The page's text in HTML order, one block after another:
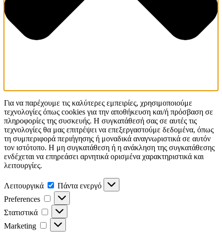
Για να παρέχουμε τις καλύτερες εμπειρίες, χρησιμοποιούμε
τεχνολογίες όπως cookies για την αποθήκευση και/ή πρόσβαση σε
πληροφορίες της συσκευής. Η συγκατάθεσή σας σε αυτές τις
τεχνολογίες θα μας επιτρέψει να επεξεργαστούμε δεδομένα, όπως
τη συμπεριφορά περιήγησης ή μοναδικά αναγνωριστικά σε αυτόν
τον ιστότοπο. Η μη συγκατάθεση ή η ανάκληση της συγκατάθεσης
ενδέχεται να επηρεάσει αρνητικά ορισμένα χαρακτηριστικά και
λειτουργίες.
Λειτουργικά Λειτουργικά
Πάντα ενεργό
Preferences
Preferences
Στατιστικά Στατιστικά
Marketing Marketing